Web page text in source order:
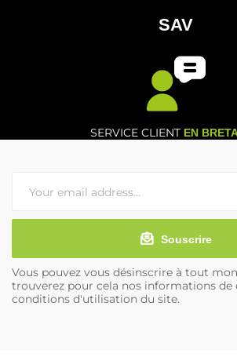
SAV
SERVICE CLIENT EN
Souscrire
Vous pouvez vous désinscrire à tout
trouverez pour cela nos informations de
conditions d'utilisation du site.